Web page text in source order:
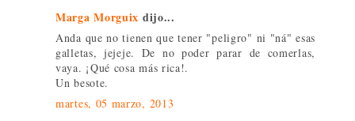
Marga Morguix dijo...
Anda que no tienen que tener "peligro" ni "ná" esas
galletas, jejeje. De no poder parar de comerlas,
vaya. ¡Qué cosa más rica!.
Un besote.
martes, 05 marzo, 2013